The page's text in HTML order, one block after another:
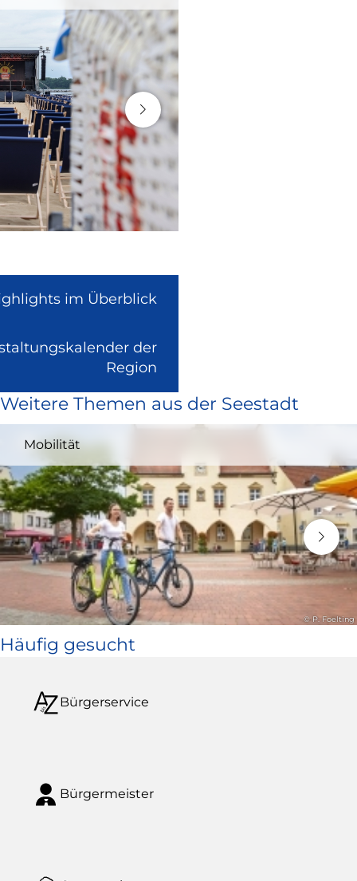
im Überblick
der
Region
extern
und
in
neuem
Fenster)
Weitere Themen aus der Seestadt
Mobilität
© P. Foelting
Häufig gesucht
Bürgerservice
Bürgermeister